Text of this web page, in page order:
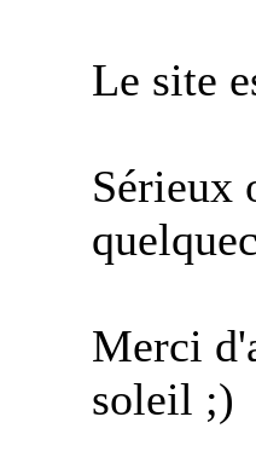
Le site
Sérieux
Merci
soleil ;)